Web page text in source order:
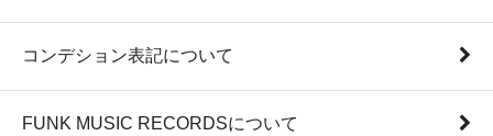
コンデション表記について
FUNK MUSIC RECORDSについて